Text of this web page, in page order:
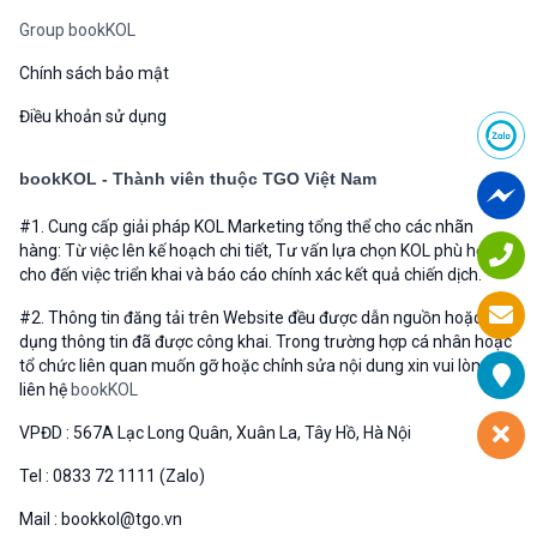
Group bookKOL
Chính sách bảo mật
Điều khoản sử dụng
bookKOL - Thành viên thuộc TGO Việt Nam
#1. Cung cấp giải pháp KOL Marketing tổng thể cho các nhãn
hàng: Từ việc lên kế hoạch chi tiết, Tư vấn lựa chọn KOL phù hợp
cho đến việc triển khai và báo cáo chính xác kết quả chiến dịch.
#2. Thông tin đăng tải trên Website đều được dẫn nguồn hoặc sử
dụng thông tin đã được công khai. Trong trường hợp cá nhân hoặc
tổ chức liên quan muốn gỡ hoặc chỉnh sửa nội dung xin vui lòng
liên hệ bookKOL
VPĐD : 567A Lạc Long Quân, Xuân La, Tây Hồ, Hà Nội
Tel : 0833 72 1111 (Zalo)
Mail : bookkol@tgo.vn